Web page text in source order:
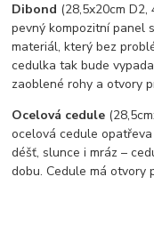
Dibond (28,5x20cm
pevný kompozitní panel
materiál, který bez
cedulka tak bude
zaoblené rohy a otvory
Ocelová cedule
ocelová cedule
déšť, slunce i mráz –
dobu. Cedule má otvory